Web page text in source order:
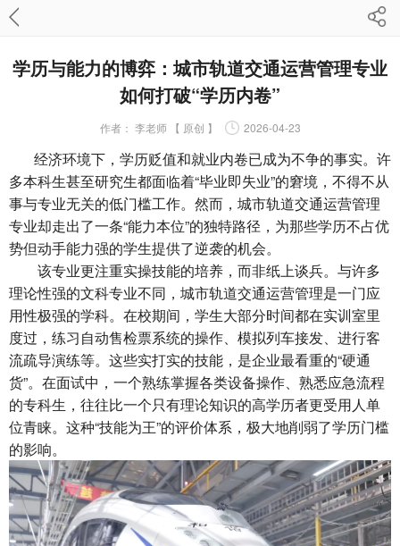
学历与能力的博弈：城市轨道交通运营管理专业
如何打破“学历内卷”
作者： 李老师 【 原创 】 2026-04-23
经济环境下，学历贬值和就业内卷已成为不争的事实。许
多本科生甚至研究生都面临着“毕业即失业”的窘境，不得不从
事与专业无关的低门槛工作。然而， 城市轨道交通运营管理
专业却走出了一条“能力本位”的独特路径，为那些学历不占优
势但动手能力强的学生提供了逆袭的机会。
该专业更注重实操技能的培养，而非纸上谈兵。与许多
理论性强的文科专业不同，城市轨道交通运营管理是一门应
用性极强的学科。在校期间，学生大部分时间都在实训室里
度过，练习自动售检票系统的操作、模拟列车接发、进行客
流疏导演练等。这些实打实的技能，是企业最看重的“硬通
货”。在面试中，一个熟练掌握各类设备操作、熟悉应急流程
的专科生，往往比一个只有理论知识的高学历者更受用人单
位青睐。这种“技能为王”的评价体系，极大地削弱了学历门槛
的影响。